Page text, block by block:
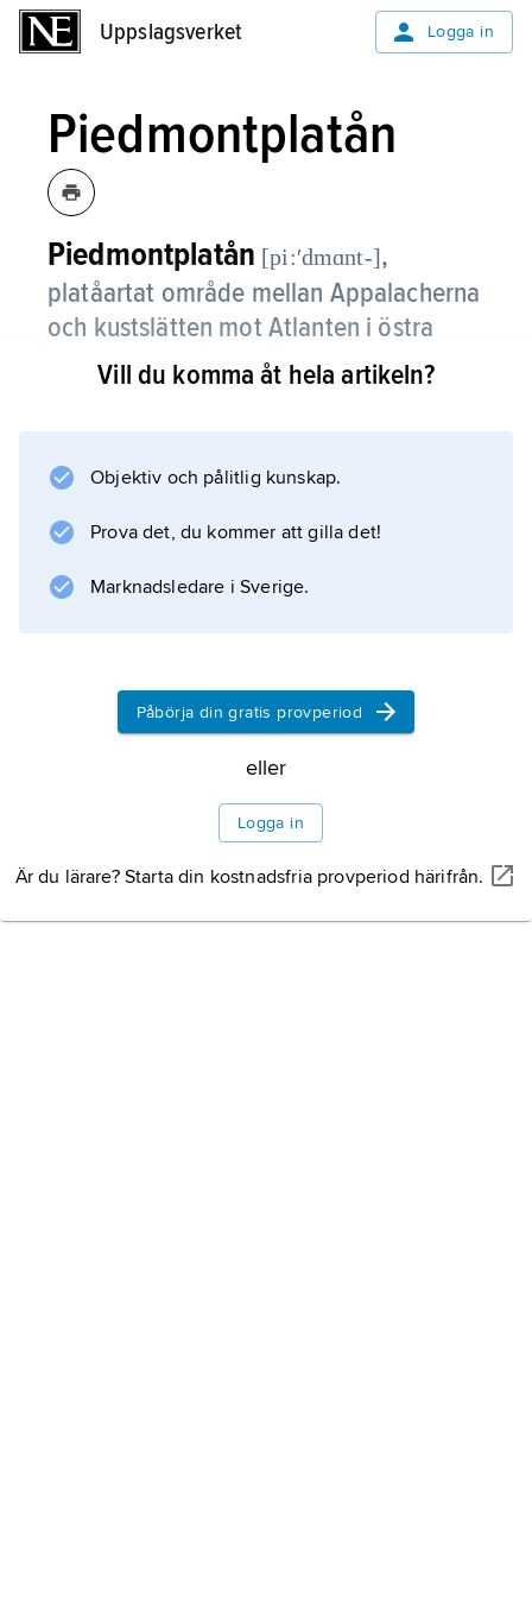
Uppslagsverket Logga in
Piedmontplatån
Piedmontplatån [pi:ʹdmɑnt-],
platåartat område mellan Appalacherna
och kustslätten mot Atlanten i östra
USA.
Området, vars berggrund består av hårda,
flackt, böljande landskap. Piedmontplatån är
ett viktigt jordbruksområde med odling av bl.a.
bomull, tobak och jordnötter.
Information om artikeln
Vill du komma åt hela artikeln?
Objektiv och pålitlig kunskap.
Prova det, du kommer att gilla det!
Marknadsledare i Sverige.
Påbörja din gratis provperiod
eller
Logga in
Är du lärare? Starta din kostnadsfria provperiod härifrån.